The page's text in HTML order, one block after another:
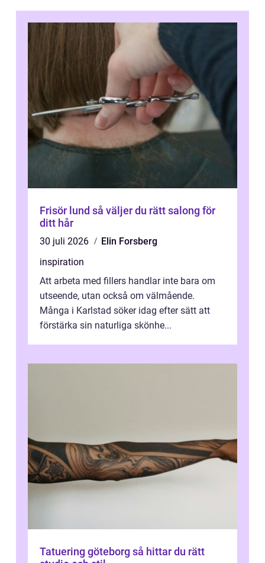
Frisör lund så väljer du rätt salong för
ditt hår
30 juli 2026
Elin Forsberg
inspiration
Att arbeta med fillers handlar inte bara om
utseende, utan också om välmående.
Många i Karlstad söker idag efter sätt att
förstärka sin naturliga skönhe...
Tatuering göteborg så hittar du rätt